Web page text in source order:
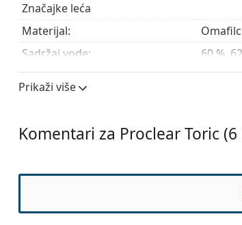
Značajke leća
Materijal:
Sadržaj vode:
60 %,
Propusnost kisika:
30 Dk/t
Upotreba
Može se spavati s lećama:
Ne
Prikaži više
Komentari za Proclear Toric (6